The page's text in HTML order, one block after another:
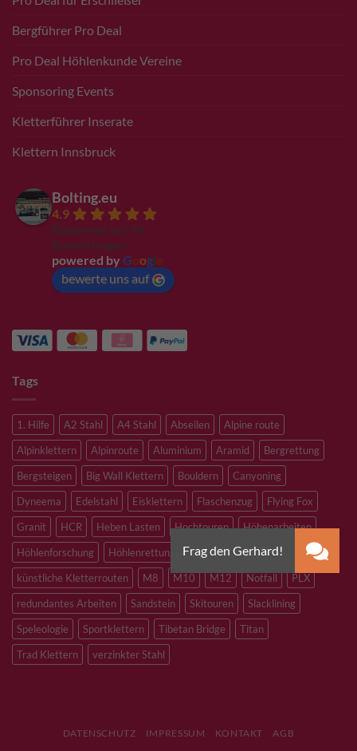
Bergführer Pro Deal
Pro Deal Höhlenkunde Vereine
Sponsoring Events
Kletterführer Inserate
Klettern Innsbruck
Bolting.eu
4.9
Basierend auf 94
Bewertungen
powered by G ogl
bewerte uns auf
Tags
1. Hilfe A2 Stahl A4 Stahl Abseilen
Alpine route
Alpinklettern
Alpinroute Aluminium Aramid
Bergrettung
Bergsteigen
Big Wall Klettern Bouldern
Canyoning
Dyneema
Edelstahl Eisklettern Flaschenzug
Flying Fox
Granit
HCR Heben Lasten Hochtouren
Höhenarbeiten
Höhlenforschung
Höhlenrettung Inox Kevlar
Kletterhalle
künstliche Kletterrouten
M8 M10 M12 Notfall
PLX
redundantes Arbeiten
Sandstein Skitouren
Slacklining
Speleologie
Sportklettern Tibetan Bridge
Titan
Trad Klettern
verzinkter Stahl
DATENSCHUTZ IMPRESSUM KONTAKT AGB